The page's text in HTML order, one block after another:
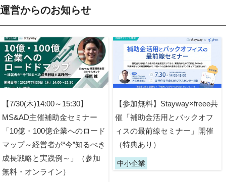
運営からのお知らせ
【7/30(木)14:00～15:30】
MS&AD主催補助金セミナー
「10億・100億企業へのロード
マップ～経営者が“今”知るべき
成長戦略と実践例～」（参加
無料・オンライン）
【参加無料】Stayway×freee共
催「補助金活用とバックオフ
ィスの最前線セミナー」開催
（特典あり）
中小企業